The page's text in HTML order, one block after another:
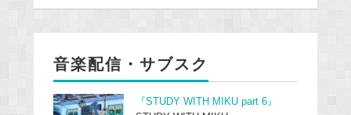
音楽配信・サブスク
『STUDY WITH MIKU part 6』